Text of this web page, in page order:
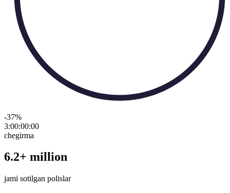
-37%
3:00:00:00
chegirma
6.2+ million
jami sotilgan polislar